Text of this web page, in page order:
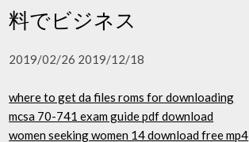
料でビジネス
2019/02/26 2019/12/18
where to get da files roms for downloading
mcsa 70-741 exam guide pdf download
women seeking women 14 download free mp4